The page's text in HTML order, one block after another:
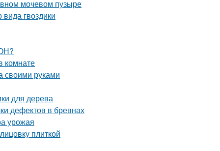
мочевом пузыре
гвоздики
комнате
своими руками
для дерева
дефектов в бревнах
урожая
плиткой